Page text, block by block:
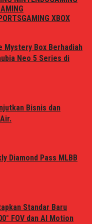
GAMING XBOX
Mystery Box Berhadiah
Neo 5 Series di
Bisnis dan
Diamond Pass MLBB
Standar Baru
FOV dan AI Motion